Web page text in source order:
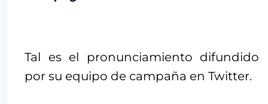
Tal es el pronunciamiento difundido
por su equipo de campaña en Twitter.